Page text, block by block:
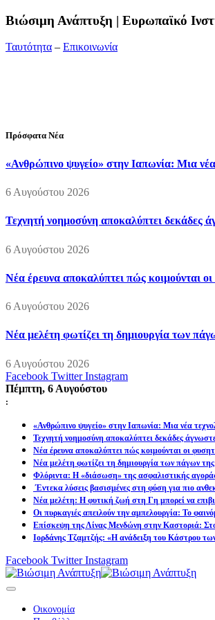
Bιώσιμη Ανάπτυξη | Ευρωπαϊκό
Ταυτότητα – Επικοινωνία
Πρόσφατα Νέα
«Ανθρώπινο ψυγείο» στην Ιαπωνία: Μια
6 Αυγούστου 2026
Τεχνητή νοημοσύνη αποκαλύπτει δεκάδες
6 Αυγούστου 2026
Νέα έρευνα αποκαλύπτει πώς κοιμούνται
6 Αυγούστου 2026
Νέα μελέτη φωτίζει τη δημιουργία των
6 Αυγούστου 2026
Facebook Twitter Instagram
Πέμπτη, 6 Αυγούστου
:
«Ανθρώπινο ψυγείο» στην Ιαπωνία: Μια νέα
Τεχνητή νοημοσύνη αποκαλύπτει δεκάδες
Νέα έρευνα αποκαλύπτει πώς κοιμούνται οι
Νέα μελέτη φωτίζει τη δημιουργία των πάγων
Φλόριντα: Η «διάσωση» της ασφαλιστικής αγοράς
Έντεκα λύσεις βασισμένες στη φύση για πιο
Νέα μελέτη: Η φυτική ζωή στη Γη μπορεί να
Οι πυρκαγιές απειλούν την αμπελουργία: Το
Επίσκεψη της Λίνας Μενδώνη στην Καστοριά: Στο
Ιορδάνης Τζαμτζής: «Η ανάδειξη του Κάστρου
Facebook Twitter Instagram
Οικονομία